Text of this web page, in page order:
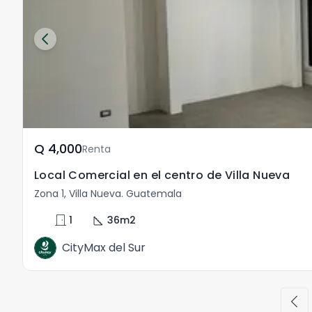
Q	4,000Renta
Local Comercial en el centro de Villa Nueva
Zona 1, Villa Nueva. Guatemala
door_front 1 square_foot 36m2
CityMax del Sur
chevron_left